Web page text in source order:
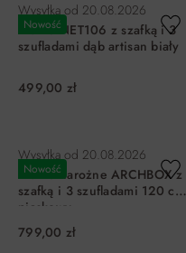
Nowość
Wysyłka od 20.08.2026
Biurko NET106 z szafką i 3
szufladami dąb artisan biały
499,00 zł
Nowość
Wysyłka od 20.08.2026
Biurko narożne ARCHBOX z
szafką i 3 szufladami 120 cm
piaskowy
799,00 zł